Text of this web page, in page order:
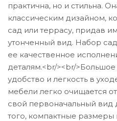
практична, но и стильна.
классическим дизайном,
сад или террасу, придав
утонченный вид. Набор
ее качественное
деталям.<br/><br/
удобство и легкость в
мебели легко очищается
свой первоначальный
того, компактные размеры